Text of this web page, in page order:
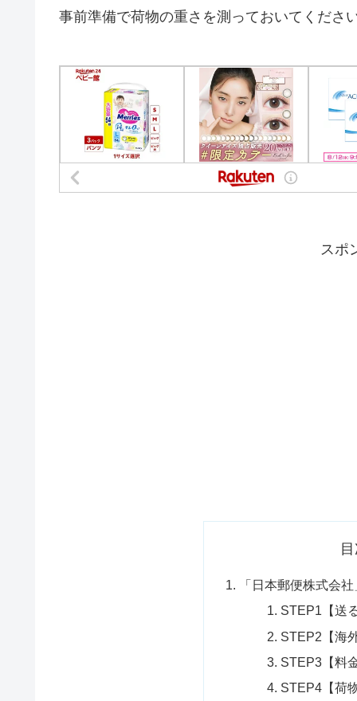
事前準備で荷物の重さを測っておいてくださ
スポ
「日本郵便株式会
STEP1【送
STEP2【海
STEP3【料
STEP4【荷